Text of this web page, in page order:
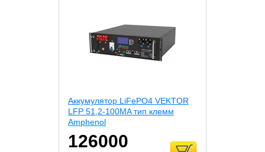
Аккумулятор LiFePO4 VEKTOR
LFP 51,2-100MA тип клемм
Amphenol
126000